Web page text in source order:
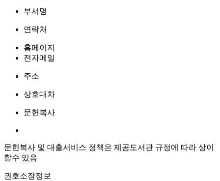
부서명
연락처
홈페이지
전자메일
주소
상호대차
문헌복사
문헌복사 및 대출서비스 정책은 제공도서관 규정에 따라 상이
할수 있음
권호소장정보